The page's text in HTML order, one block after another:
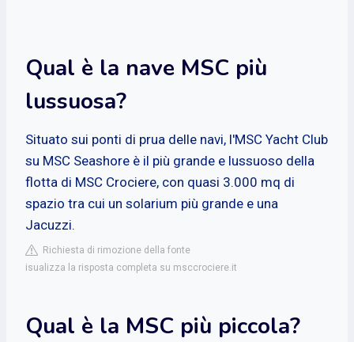
Qual è la nave MSC più
lussuosa?
Situato sui ponti di prua delle navi, l'MSC Yacht Club
su MSC Seashore è il più grande e lussuoso della
flotta di MSC Crociere, con quasi 3.000 mq di
spazio tra cui un solarium più grande e una
Jacuzzi.
Richiesta di rimozione della fonte
isualizza la risposta completa su msccrociere.it
Qual è la MSC più piccola?